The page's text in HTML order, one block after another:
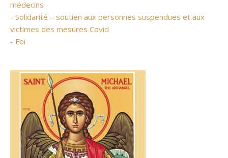
médecins
- Solidarité – soutien aux personnes suspendues et aux
victimes des mesures Covid
- Foi